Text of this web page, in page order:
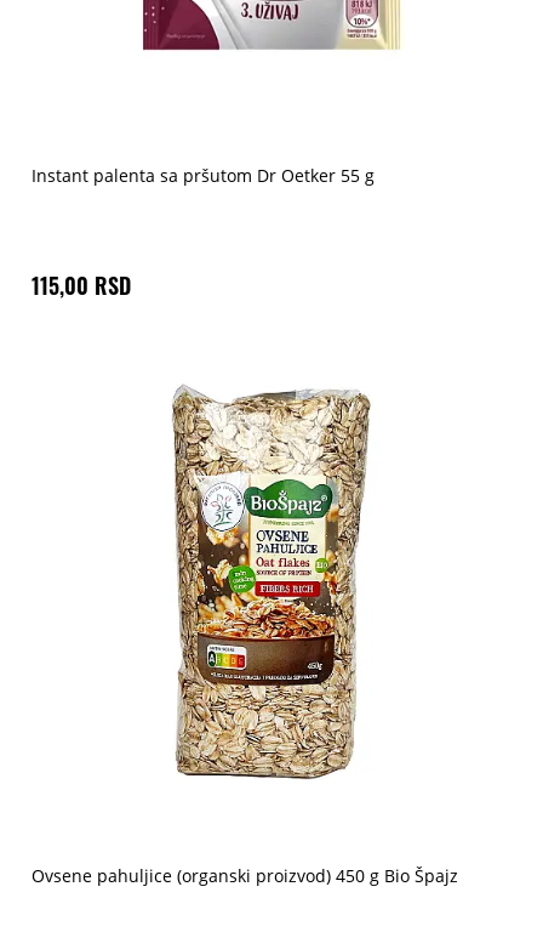
Instant palenta sa pršutom Dr Oetker 55 g
115,00 RSD
Ovsene pahuljice (organski proizvod) 450 g Bio Špajz